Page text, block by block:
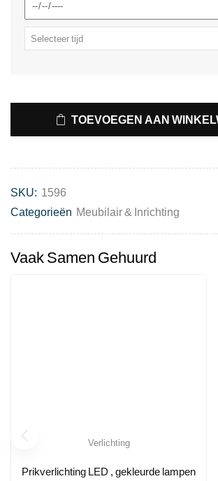
TOEVOEGEN AAN
SKU: 1596
Categorieën Meubilair & Inrichting
Vaak Samen Gehuurd
Verlichting
Prikverlichting LED , gekleurde lampen